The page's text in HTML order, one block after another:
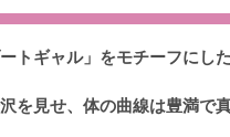
トギャル」をモチーフにし
を見せ、体の曲線は豊満で